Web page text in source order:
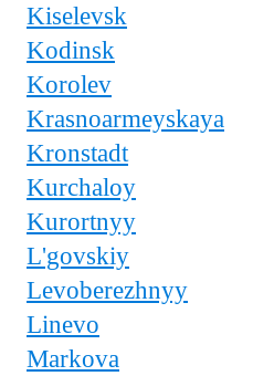
Kiselevsk
Kodinsk
Korolev
Krasnoarmeyskaya
Kronstadt
Kurchaloy
Kurortnyy
L'govskiy
Levoberezhnyy
Linevo
Markova